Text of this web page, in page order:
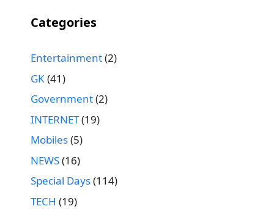
Categories
Entertainment(2)
GK(41)
Government(2)
INTERNET(19)
Mobiles(5)
NEWS(16)
Special Days(114)
TECH (19)